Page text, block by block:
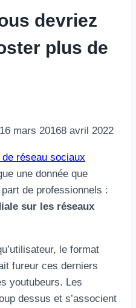
devriez
plus de
16 mars 20168 avril 2022
de réseau sociaux
une donnée que
de professionnels :
sur les réseaux
le format
fureur ces derniers
youtubeurs. Les
dessus et s’associent